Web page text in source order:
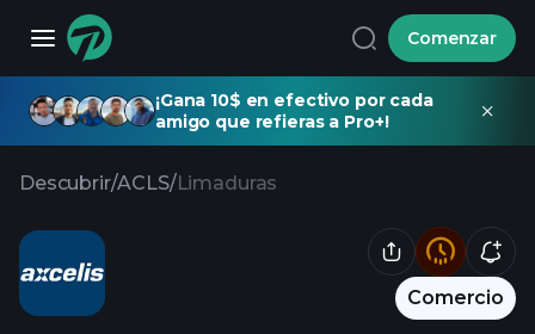
Comenzar
¡Gana 10$ en efectivo por cada
amigo que refieras a Pro+!
Descubrir/ACLS/Limaduras
Comercio